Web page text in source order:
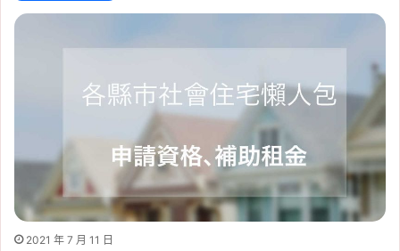
2021 年 7 月 11 日